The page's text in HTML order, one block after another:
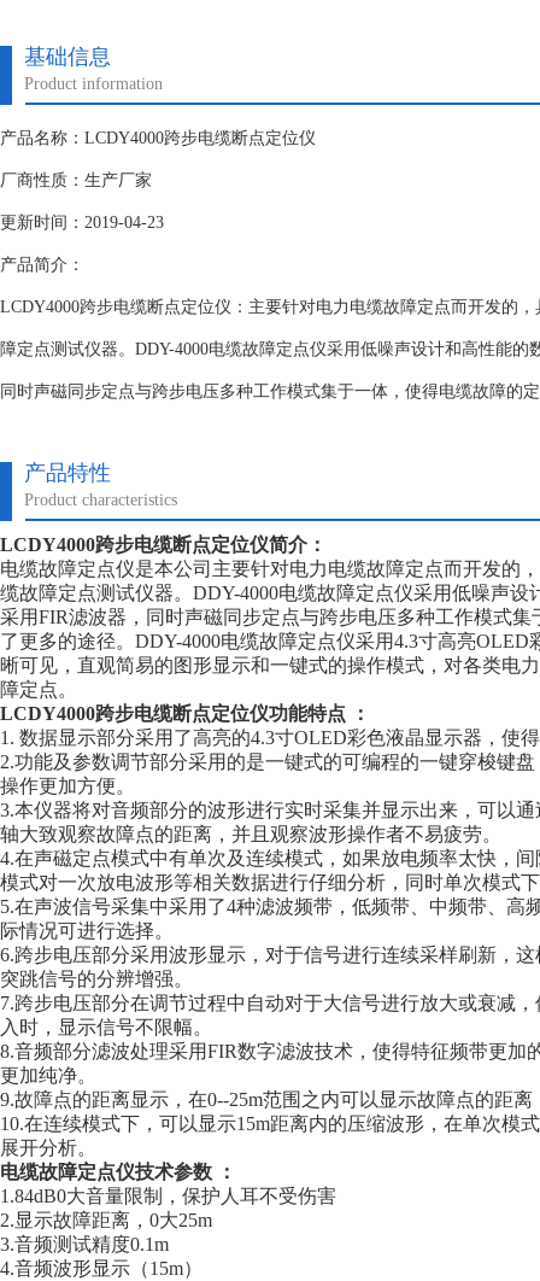
基础信息
Product information
产品名称：LCDY4000跨步电缆断点定位仪
厂商性质：生产厂家
更新时间：2019-04-23
产品简介：
LCDY4000跨步电缆断点定位仪：主要针对电力电缆故障定点而开发的
障定点测试仪器。DDY-4000电缆故障定点仪采用低噪声设计和高性能
同时声磁同步定点与跨步电压多种工作模式集于一体，使得电缆故障的
产品特性
Product characteristics
LCDY4000跨步电缆断点定位仪简介：
电缆故障定点仪是本公司主要针对电力电缆故障定点而开发的
缆故障定点测试仪器。DDY-4000电缆故障定点仪采用低噪声
采用FIR滤波器，同时声磁同步定点与跨步电压多种工作模式
了更多的途径。DDY-4000电缆故障定点仪采用4.3寸高亮
晰可见，直观简易的图形显示和一键式的操作模式，对各类电
障定点。
LCDY4000跨步电缆断点定位仪功能特点 ：
1. 数据显示部分采用了高亮的4.3寸OLED彩色液晶显示器，使
2.功能及参数调节部分采用的是一键式的可编程的一键穿梭键
操作更加方便。
3.本仪器将对音频部分的波形进行实时采集并显示出来，可以
轴大致观察故障点的距离，并且观察波形操作者不易疲劳。
4.在声磁定点模式中有单次及连续模式，如果放电频率太快，
模式对一次放电波形等相关数据进行仔细分析，同时单次模式
5.在声波信号采集中采用了4种滤波频带，低频带、中频带、高
际情况可进行选择。
6.跨步电压部分采用波形显示，对于信号进行连续采样刷新，
突跳信号的分辨增强。
7.跨步电压部分在调节过程中自动对于大信号进行放大或衰减
入时，显示信号不限幅。
8.音频部分滤波处理采用FIR数字滤波技术，使得特征频带更加
更加纯净。
9.故障点的距离显示，在0--25m范围之内可以显示故障点的距离
10.在连续模式下，可以显示15m距离内的压缩波形，在单次模
展开分析。
电缆故障定点仪技术参数 ：
1.84dB0大音量限制，保护人耳不受伤害
2.显示故障距离，0大25m
3.音频测试精度0.1m
4.音频波形显示（15m）